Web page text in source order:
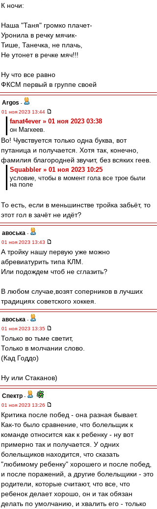
К ночи:
Наша "Таня" громко плачет-
Уронила в речку мячик-
Тише, Танечка, не плачь,
Не утонет в речке мяч!!!
Ну что все равно
ФКСМ первый в группе своей
Argos -
01 ноя 2023 13:44
fanat4ever » 01 ноя 2023 03:38
он Магкеев.
Во! Чувствуется только одна буква, вот
путаница и получается. Хотя так, конечно,
фамилия благородней звучит, без всяких геев.
Squabbler » 01 ноя 2023 10:25
условие, чтобы в момент гола все трое были
на поле
То есть, если в меньшинстве тройка забьёт, то
этот гол в зачёт не идёт?
авоська -
01 ноя 2023 13:43
А тройку нашу первую уже можно
абревиатурить типа КЛМ.
Или подождем чтоб не сглазить?
В любом случае,возят соперников в лучших
традициях советского хоккея.
авоська -
01 ноя 2023 13:35
Только во тьме светит,
Только в молчании слово.
(Кад Годдо)
Ну или Стаканов)
Спектр -
01 ноя 2023 13:26
Критика после побед - она разная бывает.
Как-то было сравнение, что болельщик к
команде относится как к ребенку - ну вот
примерно так и получается. У одних
болельщиков находится, что сказать
"любимому ребенку" хорошего и после побед,
и после поражений, а другие болельщики - это
родители, которые считают, что все, что
ребенок делает хорошо, он и так обязан
делать по умолчанию, и хвалить его - только